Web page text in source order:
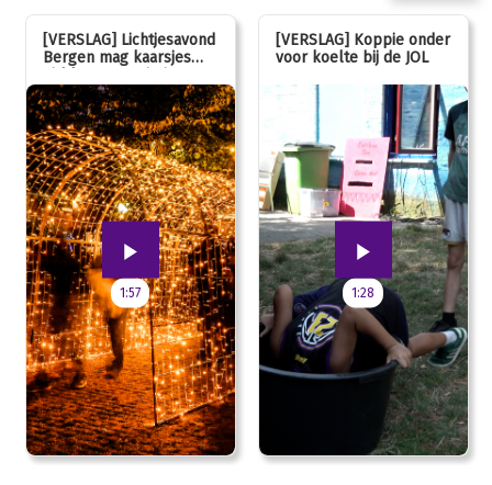
[VERSLAG] Lichtjesavond
Bergen mag kaarsjes
jubileum!
1:57
[VERSLAG] Koppie onder
voor koelte bij de JOL
1:28